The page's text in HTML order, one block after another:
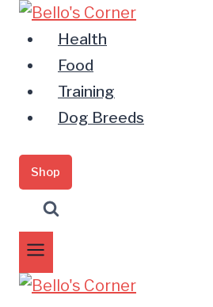
Zum
Inhalt
springen
Health
Food
Training
Dog Breeds
Shop